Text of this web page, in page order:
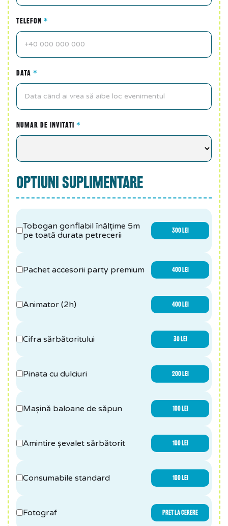
TELEFON *
DATA *
NUMAR DE INVITATI *
OPTIUNI SUPLIMENTARE
Tobogan gonflabil înălțime 5m
pe toată durata petrecerii
300 LEI
Pachet accesorii party premium 400 LEI
Animator (2h) 400 LEI
Cifra sărbătoritului 30 LEI
Pinata cu dulciuri 200 LEI
Mașină baloane de săpun 100 LEI
Amintire șevalet sărbătorit 100 LEI
Consumabile standard 100 LEI
Fotograf PRET LA CERERE